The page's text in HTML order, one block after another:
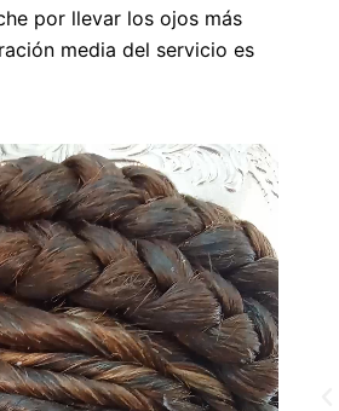
por llevar los ojos más
media del servicio es